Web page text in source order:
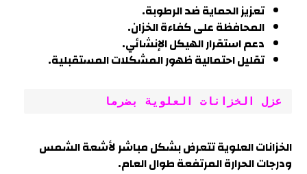
تعزيز الحماية ضد الرطوبة.
المحافظة على كفاءة الخزان.
دعم استقرار الهيكل الإنشائي.
تقليل احتمالية ظهور المشكلات المستقبلية.
عزل الخزانات العلوية بضرما
الخزانات العلوية تتعرض بشكل مباشر لأشعة الشمس
ودرجات الحرارة المرتفعة طوال العام.